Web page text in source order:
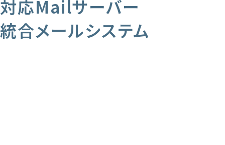
対応Mailサーバー
統合メールシステム